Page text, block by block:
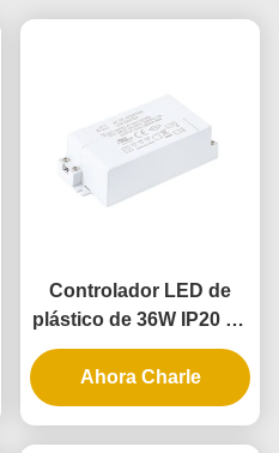
Controlador LED de
plástico de 36W IP20 de
voltaje constante para
aplicaciones de
iluminación interior
Ahora Charle